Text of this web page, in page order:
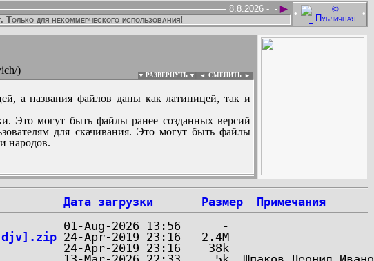
• •
►
-
8.8.2026 -
Только для некоммерческого использования!
)
▼ РАЗВЕРНУТЬ ▼ ◄ СМЕНИТЬ ►
а названия файлов даны как латиницей, так и
Это могут быть файлы ранее созданных версий
для скачивания. Это могут быть файлы
народов.
:
Дата загрузки Размер
Примечания